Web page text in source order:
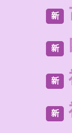
新
新
新
新